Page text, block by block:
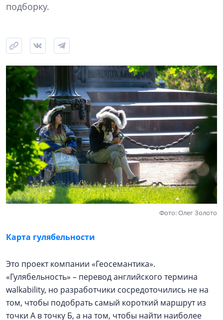
подборку.
Фото: Олег Золото
Карта гулябельности
Это проект компании «Геосемантика».
«Гулябельность» – перевод английского термина
walkability, но разработчики сосредоточились не на
том, чтобы подобрать самый короткий маршрут из
точки А в точку Б, а на том, чтобы найти наиболее